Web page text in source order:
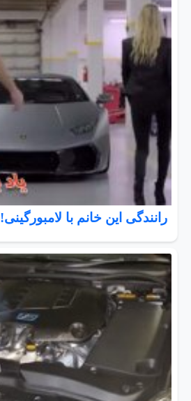
رانندگی این خانم با لامبورگینی!